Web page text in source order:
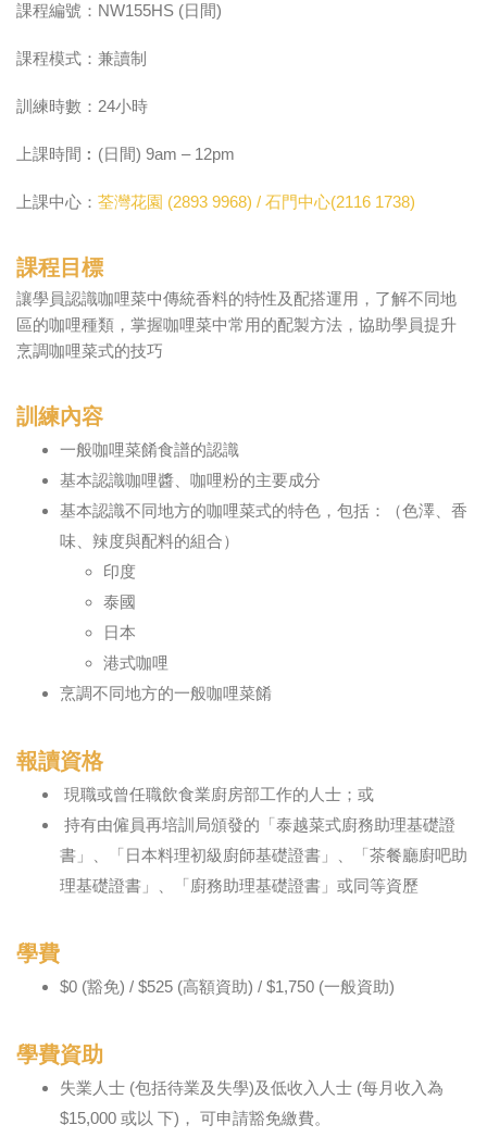
課程編號：NW155HS (日間)
課程模式：兼讀制
訓練時數：24小時
上課時間︰(日間) 9am – 12pm
上課中心： 荃灣花園 (2893 9968) / 石門中心(2116 1738)
課程目標
讓學員認識咖哩菜中傳統香料的特性及配搭運用，了解不同地
區的咖哩種類，掌握咖哩菜中常用的配製方法，協助學員提升
烹調咖哩菜式的技巧
訓練內容
一般咖哩菜餚食譜的認識
基本認識咖哩醬、咖哩粉的主要成分
基本認識不同地方的咖哩菜式的特色，包括：（色澤、香
味、辣度與配料的組合）
印度
泰國
日本
港式咖哩
烹調不同地方的一般咖哩菜餚
報讀資格
現職或曾任職飲食業廚房部工作的人士；或
持有由僱員再培訓局頒發的「泰越菜式廚務助理基礎證
書」、「日本料理初級廚師基礎證書」、「茶餐廳廚吧助
理基礎證書」、「廚務助理基礎證書」或同等資歷
學費
$0 (豁免) / $525 (高額資助) / $1,750 (一般資助)
學費資助
失業人士 (包括待業及失學)及低收入人士 (每月收入為
$15,000 或以 下)， 可申請豁免繳費。